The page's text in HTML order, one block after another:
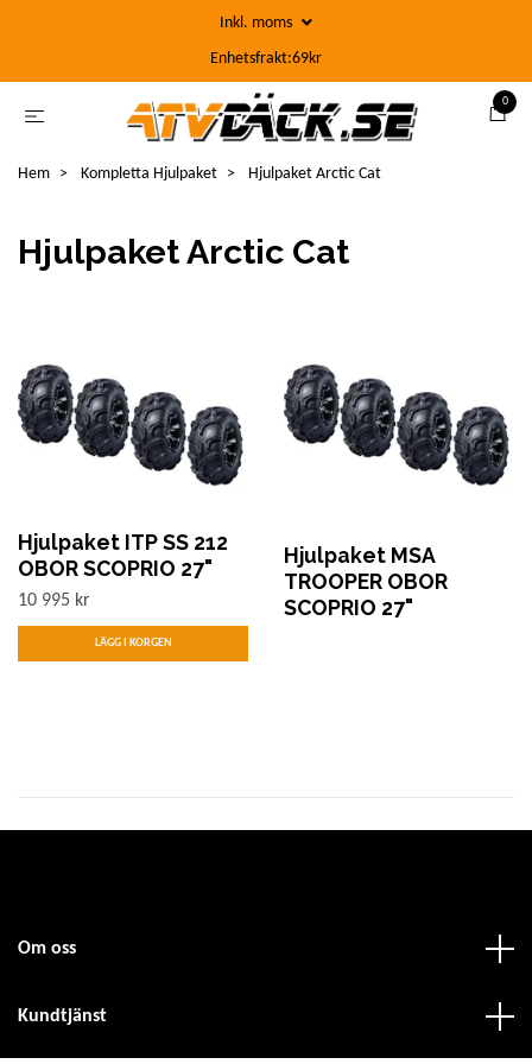
Inkl. moms
Enhetsfrakt:69kr
0
Hem Kompletta Hjulpaket Hjulpaket Arctic Cat
Hjulpaket Arctic Cat
Hjulpaket ITP SS 212
OBOR SCOPRIO 27"
10 995 kr
Hjulpaket MSA
TROOPER OBOR
SCOPRIO 27"
Om oss
Kundtjänst